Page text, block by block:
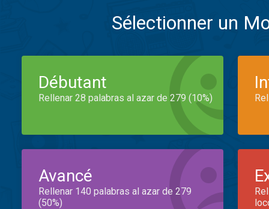
Sélectionner un
Débutant
Rellenar 28 palabras al azar de 279 (10%)
Avancé
Rellenar 140 palabras al azar de 279
(50%)